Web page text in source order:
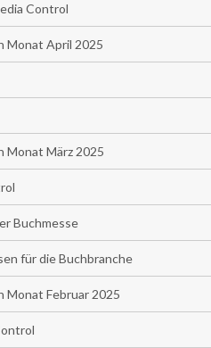
Control
Monat April 2025
Monat März 2025
Buchmesse
für die Buchbranche
Monat Februar 2025